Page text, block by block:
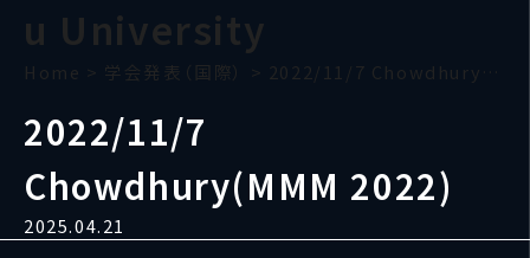
u University
Home > 学会発表（国際） > 2022/11/7 Chowdhury(MMM 2022)
2022/11/7
Chowdhury(MMM 2022)
2025.04.21